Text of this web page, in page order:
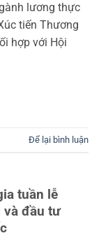
lương thực
tiến Thương
hợp với Hội
Để lại bình luận
tuần lễ
và đầu tư